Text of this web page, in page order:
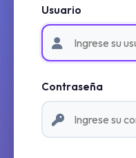
Usuario
Contraseña